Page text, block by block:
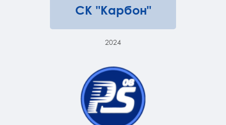
СК "Карбон"
2024